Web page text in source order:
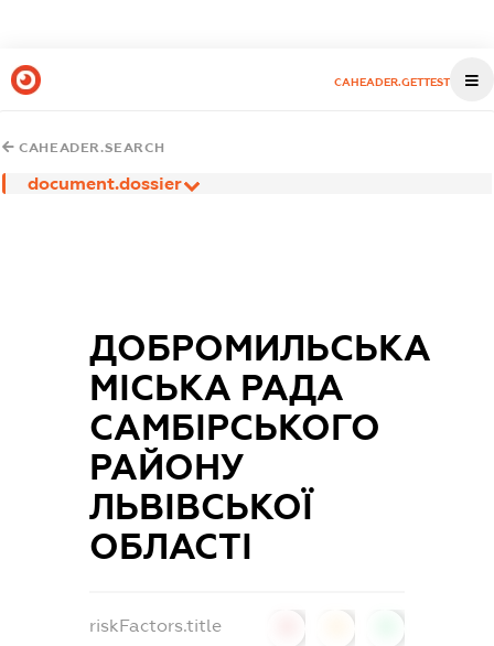
CAHEADER.GETTEST
CAHEADER.SEARCH
document.dossier
ДОБРОМИЛЬСЬКА
МІСЬКА РАДА
САМБІРСЬКОГО
РАЙОНУ
ЛЬВІВСЬКОЇ
ОБЛАСТІ
riskFactors.title